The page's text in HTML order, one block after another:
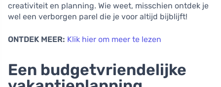
creativiteit en planning. Wie weet, misschien ontdek je
wel een verborgen parel die je voor altijd bijblijft!
ONTDEK MEER: Klik hier om meer te lezen
Een budgetvriendelijke